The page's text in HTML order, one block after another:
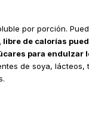
por porción.
de calorías
para endulzar
de soya, lácteos,